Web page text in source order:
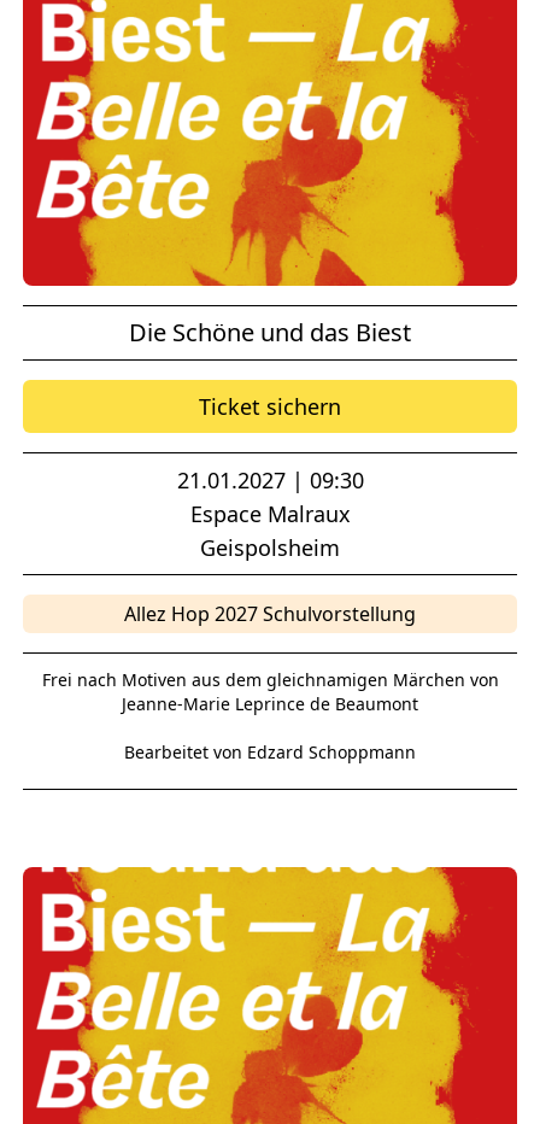
Die Schöne und das Biest
Ticket sichern
21.01.2027 | 09:30
Espace Malraux
Geispolsheim
Allez Hop 2027 Schulvorstellung
Frei nach Motiven aus dem gleichnamigen Märchen von
Jeanne-Marie Leprince de Beaumont
Bearbeitet von Edzard Schoppmann